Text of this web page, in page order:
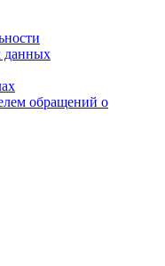
данных
обращений о